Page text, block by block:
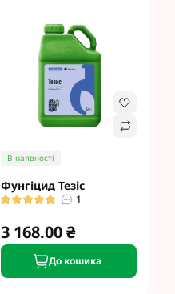
В наявності
Фунгіцид Тезіс
1
3 168.00 ₴
До кошика